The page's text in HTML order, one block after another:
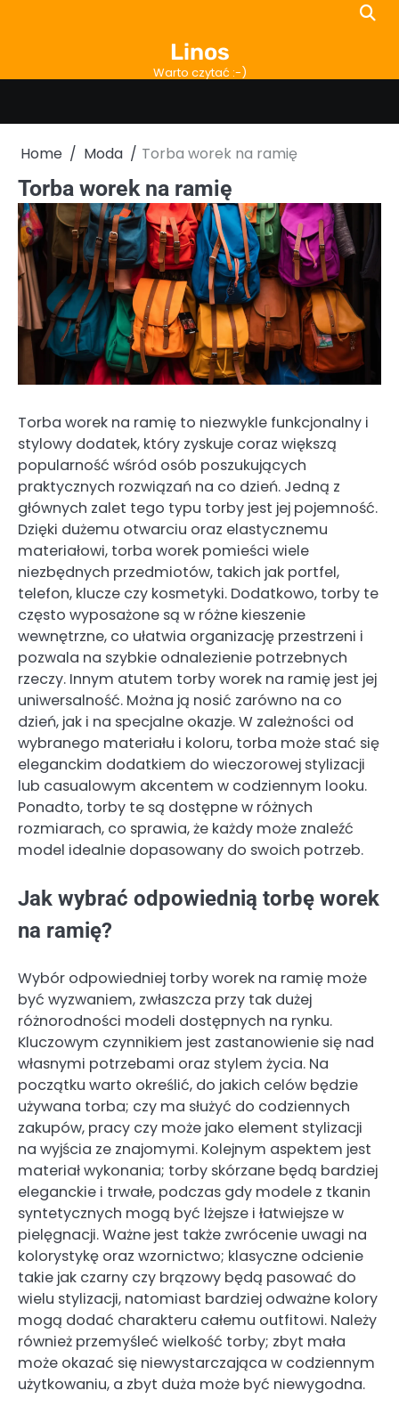
Linos
Warto czytać :-)
Home Moda Torba worek na ramię
Torba worek na ramię
Torba worek na ramię to niezwykle funkcjonalny i
stylowy dodatek, który zyskuje coraz większą
popularność wśród osób poszukujących
praktycznych rozwiązań na co dzień. Jedną z
głównych zalet tego typu torby jest jej pojemność.
Dzięki dużemu otwarciu oraz elastycznemu
materiałowi, torba worek pomieści wiele
niezbędnych przedmiotów, takich jak portfel,
telefon, klucze czy kosmetyki. Dodatkowo, torby te
często wyposażone są w różne kieszenie
wewnętrzne, co ułatwia organizację przestrzeni i
pozwala na szybkie odnalezienie potrzebnych
rzeczy. Innym atutem torby worek na ramię jest jej
uniwersalność. Można ją nosić zarówno na co
dzień, jak i na specjalne okazje. W zależności od
wybranego materiału i koloru, torba może stać się
eleganckim dodatkiem do wieczorowej stylizacji
lub casualowym akcentem w codziennym looku.
Ponadto, torby te są dostępne w różnych
rozmiarach, co sprawia, że każdy może znaleźć
model idealnie dopasowany do swoich potrzeb.
Jak wybrać odpowiednią torbę worek
na ramię?
Wybór odpowiedniej torby worek na ramię może
być wyzwaniem, zwłaszcza przy tak dużej
różnorodności modeli dostępnych na rynku.
Kluczowym czynnikiem jest zastanowienie się nad
własnymi potrzebami oraz stylem życia. Na
początku warto określić, do jakich celów będzie
używana torba; czy ma służyć do codziennych
zakupów, pracy czy może jako element stylizacji
na wyjścia ze znajomymi. Kolejnym aspektem jest
materiał wykonania; torby skórzane będą bardziej
eleganckie i trwałe, podczas gdy modele z tkanin
syntetycznych mogą być lżejsze i łatwiejsze w
pielęgnacji. Ważne jest także zwrócenie uwagi na
kolorystykę oraz wzornictwo; klasyczne odcienie
takie jak czarny czy brązowy będą pasować do
wielu stylizacji, natomiast bardziej odważne kolory
mogą dodać charakteru całemu outfitowi. Należy
również przemyśleć wielkość torby; zbyt mała
może okazać się niewystarczająca w codziennym
użytkowaniu, a zbyt duża może być niewygodna.